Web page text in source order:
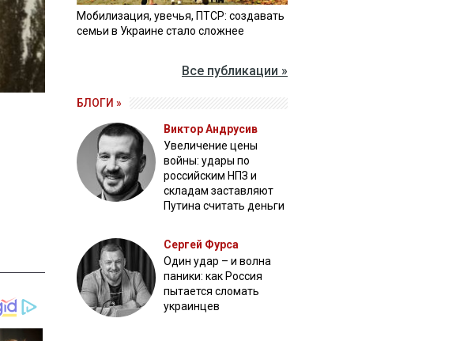
Мобилизация, увечья, ПТСР: создавать
семьи в Украине стало сложнее
Все публикации »
БЛОГИ »
Виктор Андрусив
Увеличение цены
войны: удары по
российским НПЗ и
складам заставляют
Путина считать деньги
Сергей Фурса
Один удар – и волна
паники: как Россия
пытается сломать
украинцев